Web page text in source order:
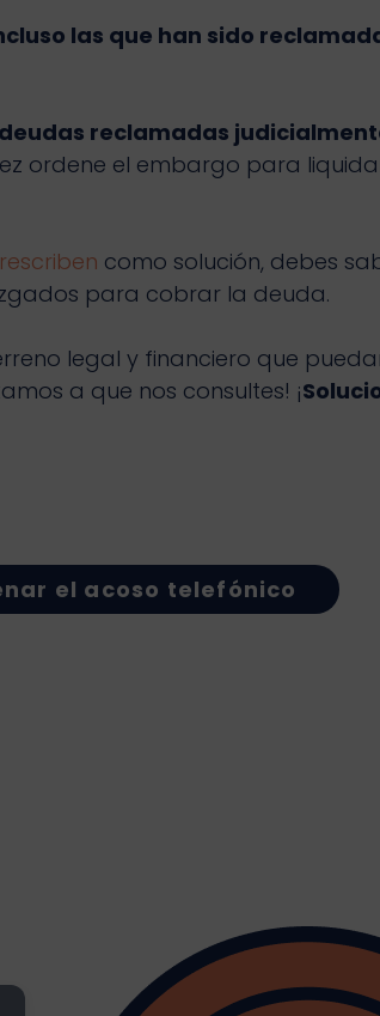
las que han sido
reclamadas
ordene el embargo para
como solución, debes
para cobrar la deuda.
legal y financiero que
a que nos consultes! ¡
el acoso telefónico